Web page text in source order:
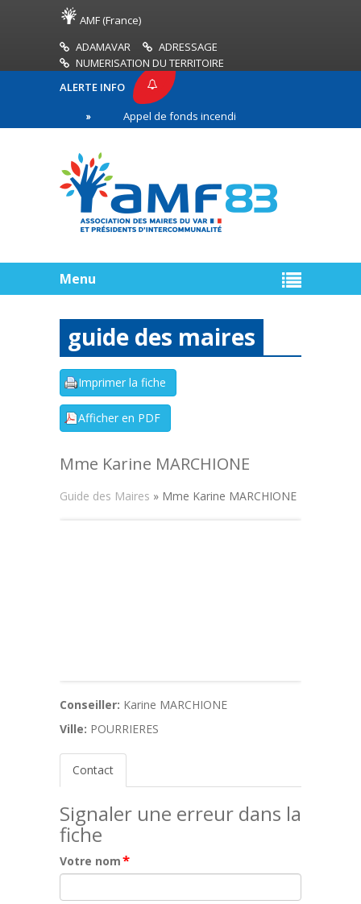
AMF (France)
ADAMAVAR
ADRESSAGE
NUMERISATION DU TERRITOIRE
ALERTE INFO
Appel de fonds incendies de forêt
ligne
Menu
guide des maires
Mme Karine MARCHIONE
Guide des Maires » Mme Karine MARCHIONE
Conseiller: Karine MARCHIONE
Ville: POURRIERES
Contact
Signaler une erreur dans la
fiche
Votre nom*